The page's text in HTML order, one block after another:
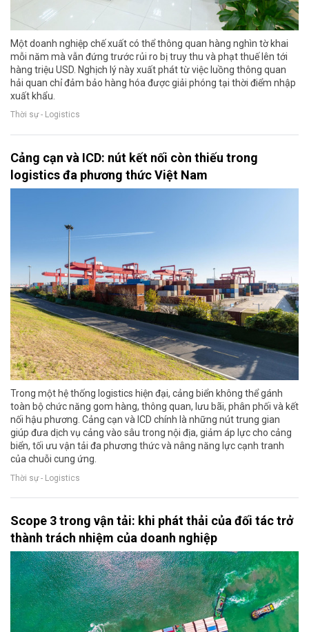
Một doanh nghiệp chế xuất có thể thông quan hàng nghìn tờ khai
mỗi năm mà vẫn đứng trước rủi ro bị truy thu và phạt thuế lên tới
hàng triệu USD. Nghịch lý này xuất phát từ việc luồng thông quan
hải quan chỉ đảm bảo hàng hóa được giải phóng tại thời điểm nhập
xuất khẩu.
Thời sự - Logistics
Cảng cạn và ICD: nút kết nối còn thiếu trong
logistics đa phương thức Việt Nam
Trong một hệ thống logistics hiện đại, cảng biển không thể gánh
toàn bộ chức năng gom hàng, thông quan, lưu bãi, phân phối và kết
nối hậu phương. Cảng cạn và ICD chính là những nút trung gian
giúp đưa dịch vụ cảng vào sâu trong nội địa, giảm áp lực cho cảng
biển, tối ưu vận tải đa phương thức và nâng năng lực cạnh tranh
của chuỗi cung ứng.
Thời sự - Logistics
Scope 3 trong vận tải: khi phát thải của đối tác trở
thành trách nhiệm của doanh nghiệp